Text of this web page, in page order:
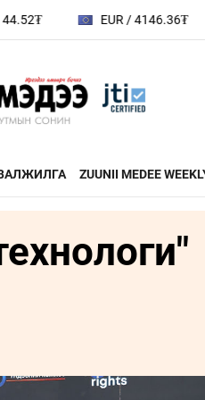
EUR / 4146.36₮
ZUUNII MEDEE
АНД ЭДИЙН
ҮНДЭСНИЙ